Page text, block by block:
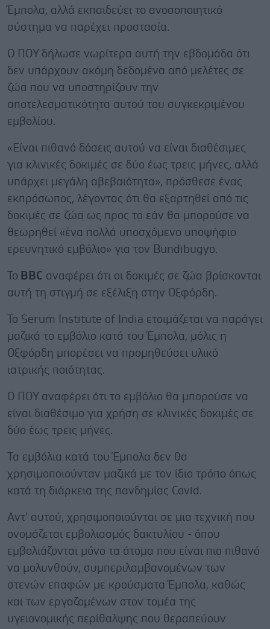
Έμπολα, αλλά εκπαιδεύει το ανοσοποιητικό
σύστημα να παρέχει προστασία.
Ο ΠΟΥ δήλωσε νωρίτερα αυτή την εβδομάδα ότι
δεν υπάρχουν ακόμη δεδομένα από μελέτες σε
ζώα που να υποστηρίζουν την
αποτελεσματικότητα αυτού του συγκεκριμένου
εμβολίου.
«Είναι πιθανό δόσεις αυτού να είναι διαθέσιμες
για κλινικές δοκιμές σε δύο έως τρεις μήνες, αλλά
υπάρχει μεγάλη αβεβαιότητα», πρόσθεσε ένας
εκπρόσωπος, λέγοντας ότι θα εξαρτηθεί από τις
δοκιμές σε ζώα ως προς το εάν θα μπορούσε να
θεωρηθεί «ένα πολλά υποσχόμενο υποψήφιο
ερευνητικό εμβόλιο» για τον Bundibugyo.
Το BBC αναφέρει ότι οι δοκιμές σε ζώα βρίσκονται
αυτή τη στιγμή σε εξέλιξη στην Οξφόρδη.
Το Serum Institute of India ετοιμάζεται να παράγει
μαζικά το εμβόλιο κατά του Έμπολα, μόλις η
Οξφόρδη μπορέσει να προμηθεύσει υλικό
ιατρικής ποιότητας.
Ο ΠΟΥ αναφέρει ότι το εμβόλιο θα μπορούσε να
είναι διαθέσιμο για χρήση σε κλινικές δοκιμές σε
δύο έως τρεις μήνες.
Τα εμβόλια κατά του Έμπολα δεν θα
χρησιμοποιούνταν μαζικά με τον ίδιο τρόπο όπως
κατά τη διάρκεια της πανδημίας Covid.
Αντ' αυτού, χρησιμοποιούνται σε μια τεχνική που
ονομάζεται εμβολιασμός δακτυλίου - όπου
εμβολιάζονται μόνο τα άτομα που είναι πιο πιθανό
να μολυνθούν, συμπεριλαμβανομένων των
στενών επαφών με κρούσματα Έμπολα, καθώς
και των εργαζομένων στον τομέα της
υγειονομικής περίθαλψης που θεραπεύουν